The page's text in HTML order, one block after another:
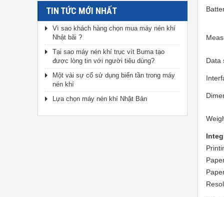
TIN TỨC MỚI NHẤT
Vì sao khách hàng chọn mua máy nén khí
Nhật bãi ?
Tại sao máy nén khí trục vít Buma tạo
được lòng tin với người tiêu dùng?
Một vài sự cố sử dụng biến tần trong máy
nén khí
Lựa chọn máy nén khí Nhật Bản
Data